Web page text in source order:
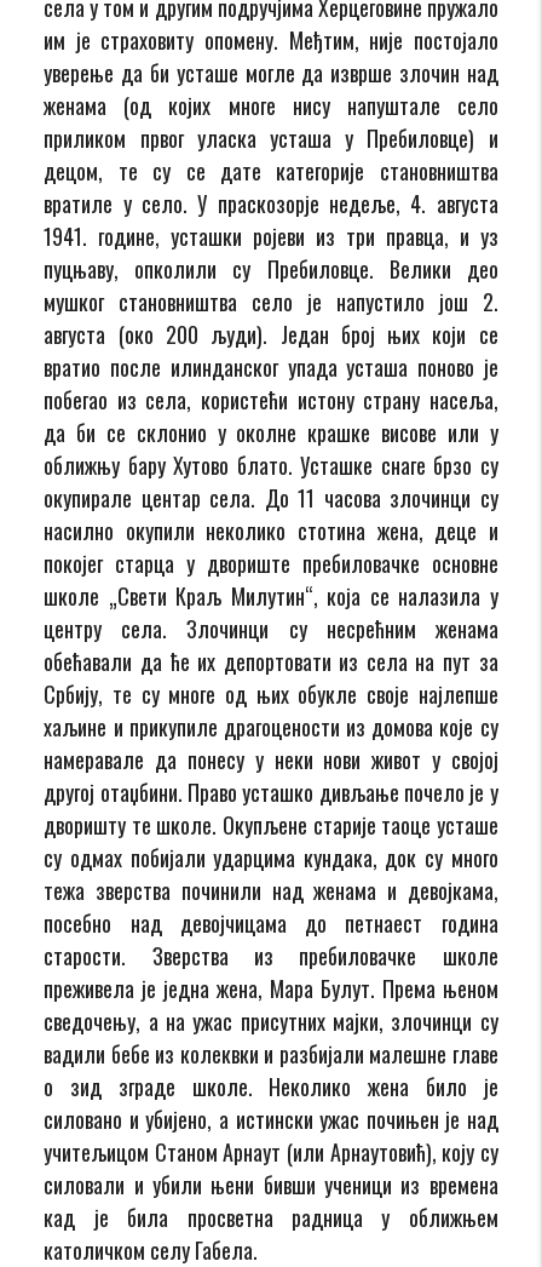
села у том и другим подручјима Херцеговине пружало
им је страховиту опомену. Међтим, није постојало
уверење да би усташе могле да изврше злочин над
женама (од којих многе нису напуштале село
приликом првог уласка усташа у Пребиловце) и
децом, те су се дате категорије становништва
вратиле у село. У праскозорје недеље, 4. августа
1941. године, усташки ројеви из три правца, и уз
пуцњаву, опколили су Пребиловце. Велики део
мушког становништва село је напустило још 2.
августа (око 200 људи). Један број њих који се
вратио после илинданског упада усташа поново је
побегао из села, користећи истону страну насеља,
да би се склонио у околне крашке висове или у
оближњу бару Хутово блато. Усташке снаге брзо су
окупирале центар села. До 11 часова злочинци су
насилно окупили неколико стотина жена, деце и
покојег старца у двориште пребиловачке основне
школе „Свети Краљ Милутин“, која се налазила у
центру села. Злочинци су несрећним женама
обећавали да ће их депортовати из села на пут за
Србију, те су многе од њих обукле своје најлепше
хаљине и прикупиле драгоцености из домова које су
намеравале да понесу у неки нови живот у својој
другој отаџбини. Право усташко дивљање почело је у
дворишту те школе. Окупљене старије таоце усташе
су одмах побијали ударцима кундака, док су много
тежа зверства починили над женама и девојкама,
посебно над девојчицама до петнаест година
старости. Зверства из пребиловачке школе
преживела је једна жена, Мара Булут. Према њеном
сведочењу, а на ужас присутних мајки, злочинци су
вадили бебе из колеквки и разбијали малешне главе
о зид зграде школе. Неколико жена било је
силовано и убијено, а истински ужас почињен је над
учитељицом Станом Арнаут (или Арнаутовић), коју су
силовали и убили њени бивши ученици из времена
кад је била просветна радница у оближњем
католичком селу Габела.